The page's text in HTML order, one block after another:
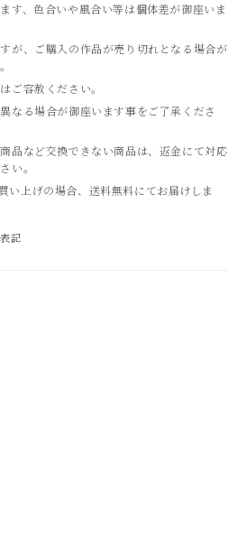
す、色合いや風合い等は個体差が御座いま
が、ご購入の作品が売り切れとなる場合が
ご容赦ください。
なる場合が御座います事をご了承くださ
品など交換できない商品は、返金にて対応
い。
上げの場合、送料無料にてお届けしま
記